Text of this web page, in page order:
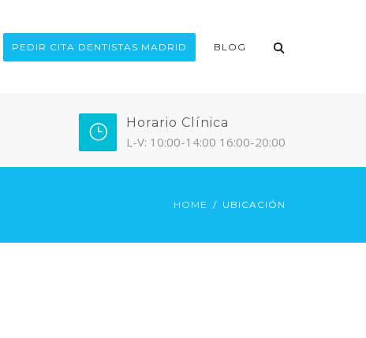
PEDIR CITA DENTISTAS MADRID BLOG
Horario Clínica
L-V: 10:00-14:00 16:00-20:00
HOME UBICACIÓN